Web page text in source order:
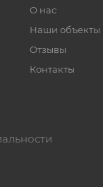
О нас
Наши объекты
Отзывы
Контакты